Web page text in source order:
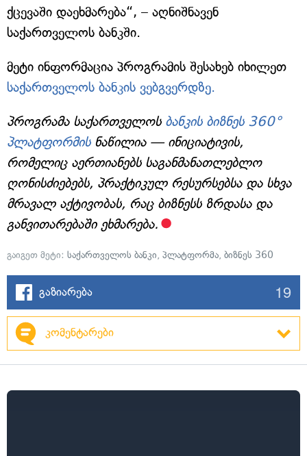
ქცევაში დაეხმარება“, – აღნიშნავენ
საქართველოს ბანკში.
მეტი ინფორმაცია პროგრამის შესახებ იხილეთ
საქართველოს ბანკის ვებგვერდზე.
პროგრამა საქართველოსბანკის ბიზნეს 360°
პლატფორმის ნაწილია — ინიციატივის,
რომელიც აერთიანებს საგანმანათლებლო
ღონისძიებებს, პრაქტიკულ რესურსებსა და სხვა
მრავალ აქტივობას, რაც ბიზნესს ზრდასა და
განვითარებაში ეხმარება.
გაიგეთ მეტი: საქართველოს ბანკი, პლატფორმა, ბიზნეს 360
გაზიარება 19
კომენტარები